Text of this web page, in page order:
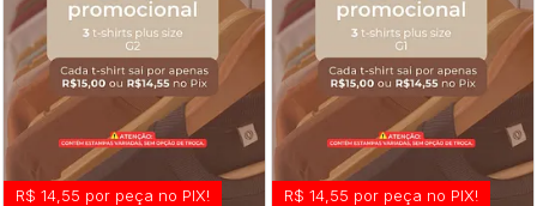
R$ 14,55 por peça no PIX! R$ 14,55 por peça no PIX!